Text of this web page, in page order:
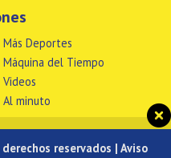
Más Deportes
Máquina del Tiempo
Videos
Al minuto
reservados | Aviso